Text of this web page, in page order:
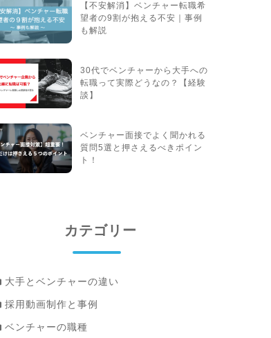
【不安解消】ベンチャー転職希
望者の9割が抱える不安｜事例
も解説
30代でベンチャーから大手への
転職って実際どうなの？【経験
談】
ベンチャー面接でよく聞かれる
質問5選と押さえるべきポイン
ト！
カテゴリー
大手とベンチャーの違い
採用動画制作と事例
ベンチャーの職種